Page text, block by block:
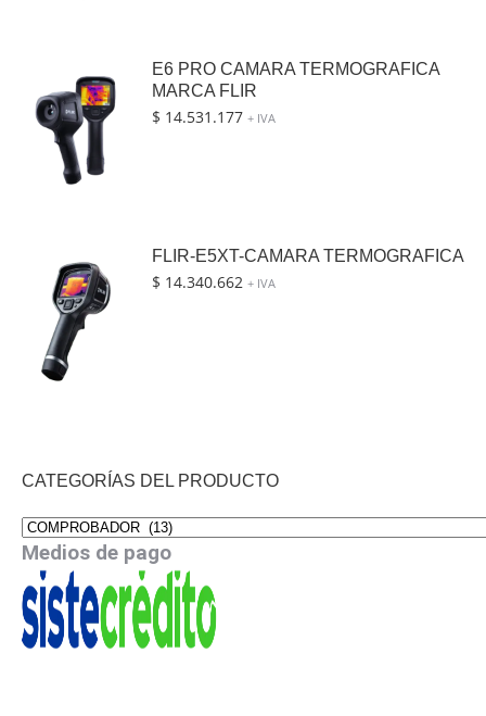
E6 PRO CAMARA TERMOGRAFICA
MARCA FLIR
$ 14.531.177 + IVA
FLIR-E5XT-CAMARA TERMOGRAFICA
$ 14.340.662 + IVA
CATEGORÍAS DEL PRODUCTO
Medios de pago